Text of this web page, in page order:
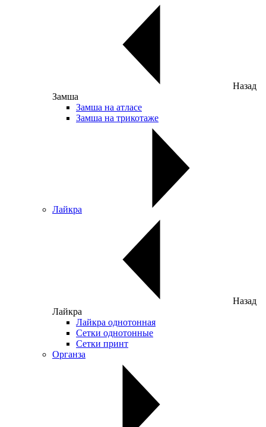
Назад
Замша
Замша на атласе
Замша на трикотаже
Лайкра
Назад
Лайкра
Лайкра однотонная
Сетки однотонные
Сетки принт
Органза